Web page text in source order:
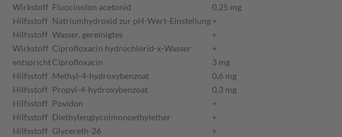
Wirkstoff Fluocinolon acetonid
0,25 mg
Hilfsstoff Natriumhydroxid zur pH-Wert-Einstellung+
Hilfsstoff Wasser, gereinigtes
+
Wirkstoff Ciprofloxacin hydrochlorid-x-Wasser
+
entsprichtCiprofloxacin
3 mg
Hilfsstoff Methyl-4-hydroxybenzoat
0,6 mg
Hilfsstoff Propyl-4-hydroxybenzoat
0,3 mg
Hilfsstoff Povidon
+
Hilfsstoff Diethylenglycolmonoethylether
+
Hilfsstoff Glycereth-26
+